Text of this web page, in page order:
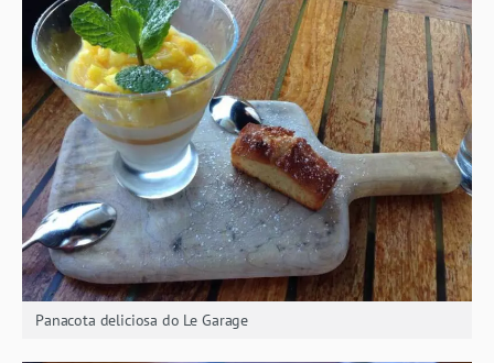
Panacota deliciosa do Le Garage